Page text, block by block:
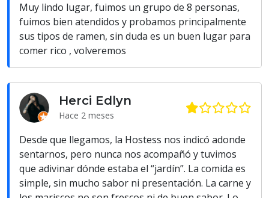
Muy lindo lugar, fuimos un grupo de 8 personas,
fuimos bien atendidos y probamos principalmente
sus tipos de ramen, sin duda es un buen lugar para
comer rico , volveremos
Herci Edlyn
Hace 2 meses
Desde que llegamos, la Hostess nos indicó adonde
sentarnos, pero nunca nos acompañó y tuvimos
que adivinar dónde estaba el “jardín”. La comida es
simple, sin mucho sabor ni presentación. La carne y